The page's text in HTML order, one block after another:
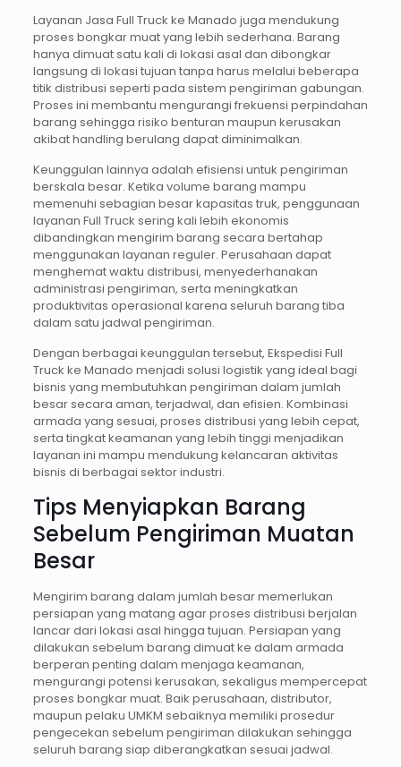
Layanan Jasa Full Truck ke Manado juga mendukung
proses bongkar muat yang lebih sederhana. Barang
hanya dimuat satu kali di lokasi asal dan dibongkar
langsung di lokasi tujuan tanpa harus melalui beberapa
titik distribusi seperti pada sistem pengiriman gabungan.
Proses ini membantu mengurangi frekuensi perpindahan
barang sehingga risiko benturan maupun kerusakan
akibat handling berulang dapat diminimalkan.
Keunggulan lainnya adalah efisiensi untuk pengiriman
berskala besar. Ketika volume barang mampu
memenuhi sebagian besar kapasitas truk, penggunaan
layanan Full Truck sering kali lebih ekonomis
dibandingkan mengirim barang secara bertahap
menggunakan layanan reguler. Perusahaan dapat
menghemat waktu distribusi, menyederhanakan
administrasi pengiriman, serta meningkatkan
produktivitas operasional karena seluruh barang tiba
dalam satu jadwal pengiriman.
Dengan berbagai keunggulan tersebut, Ekspedisi Full
Truck ke Manado menjadi solusi logistik yang ideal bagi
bisnis yang membutuhkan pengiriman dalam jumlah
besar secara aman, terjadwal, dan efisien. Kombinasi
armada yang sesuai, proses distribusi yang lebih cepat,
serta tingkat keamanan yang lebih tinggi menjadikan
layanan ini mampu mendukung kelancaran aktivitas
bisnis di berbagai sektor industri.
Tips Menyiapkan Barang
Sebelum Pengiriman Muatan
Besar
Mengirim barang dalam jumlah besar memerlukan
persiapan yang matang agar proses distribusi berjalan
lancar dari lokasi asal hingga tujuan. Persiapan yang
dilakukan sebelum barang dimuat ke dalam armada
berperan penting dalam menjaga keamanan,
mengurangi potensi kerusakan, sekaligus mempercepat
proses bongkar muat. Baik perusahaan, distributor,
maupun pelaku UMKM sebaiknya memiliki prosedur
pengecekan sebelum pengiriman dilakukan sehingga
seluruh barang siap diberangkatkan sesuai jadwal.